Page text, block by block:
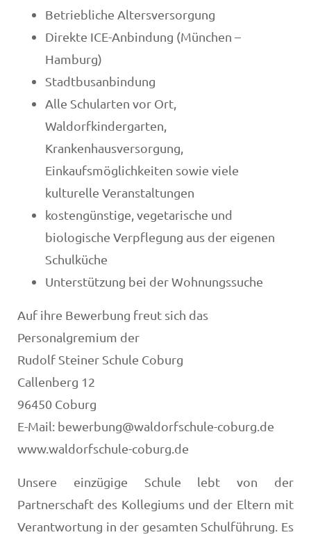
Betriebliche Altersversorgung
Direkte ICE-Anbindung (München –
Hamburg)
Stadtbusanbindung
Alle Schularten vor Ort,
Waldorfkindergarten,
Krankenhausversorgung,
Einkaufsmöglichkeiten sowie viele
kulturelle Veranstaltungen
kostengünstige, vegetarische und
biologische Verpflegung aus der eigenen
Schulküche
Unterstützung bei der Wohnungssuche
Auf ihre Bewerbung freut sich das
Personalgremium der
Rudolf Steiner Schule Coburg
Callenberg 12
96450 Coburg
E-Mail: bewerbung@waldorfschule-coburg.de
www.waldorfschule-coburg.de
Unsere einzügige Schule lebt von der
Partnerschaft des Kollegiums und der Eltern mit
Verantwortung in der gesamten Schulführung. Es